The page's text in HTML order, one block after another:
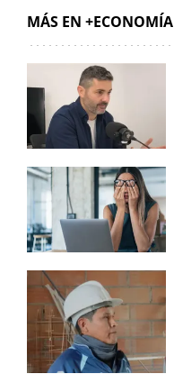
MÁS EN +ECONOMÍA